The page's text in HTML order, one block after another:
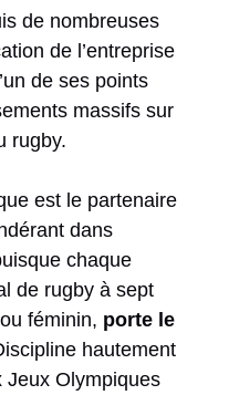
de nombreuses
de l’entreprise
de ses points
massifs sur
rugby.
est le partenaire
dans
chaque
de rugby à sept
féminin, porte le
hautement
Jeux Olympiques